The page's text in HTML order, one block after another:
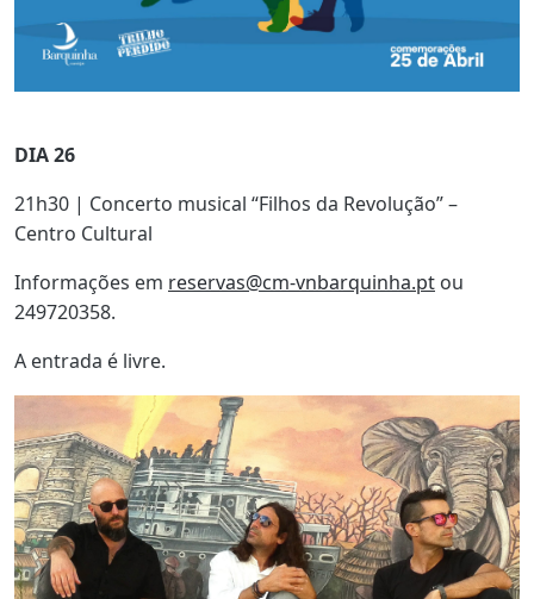
DIA 26
21h30 | Concerto musical “Filhos da Revolução” –
Centro Cultural
Informações em reservas@cm-vnbarquinha.pt ou
249720358.
A entrada é livre.